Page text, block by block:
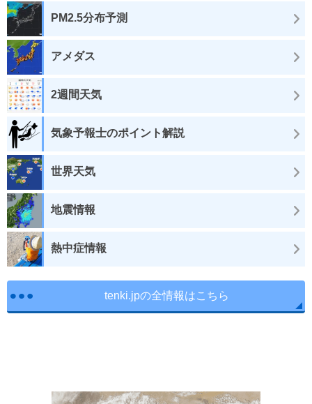
PM2.5分布予測
アメダス
2週間天気
気象予報士のポイント解説
世界天気
地震情報
熱中症情報
tenki.jpの全情報はこちら